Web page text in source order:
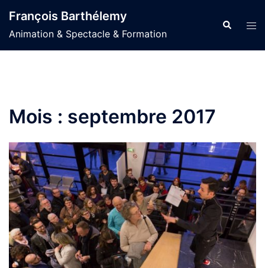
au
contenu
François Barthélemy
Animation & Spectacle & Formation
Mois : septembre 2017